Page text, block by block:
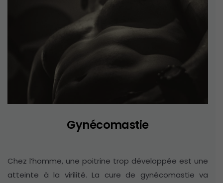
Gynécomastie
Chez l’homme, une poitrine trop développée est une
atteinte à la virilité. La cure de gynécomastie va